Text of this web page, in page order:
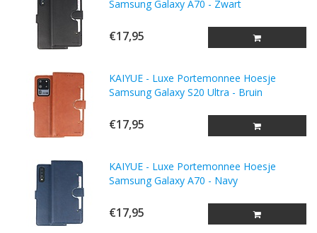
Samsung Galaxy A70 - Zwart
€17,95
KAIYUE - Luxe Portemonnee Hoesje
Samsung Galaxy S20 Ultra - Bruin
€17,95
KAIYUE - Luxe Portemonnee Hoesje
Samsung Galaxy A70 - Navy
€17,95